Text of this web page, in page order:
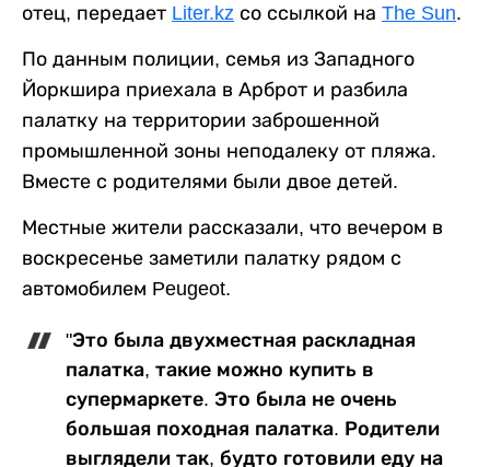
отец, передает Liter.kz со ссылкой на The Sun.
По данным полиции, семья из Западного
Йоркшира приехала в Арброт и разбила
палатку на территории заброшенной
промышленной зоны неподалеку от пляжа.
Вместе с родителями были двое детей.
Местные жители рассказали, что вечером в
воскресенье заметили палатку рядом с
автомобилем Peugeot.
"Это была двухместная раскладная
палатка, такие можно купить в
супермаркете. Это была не очень
большая походная палатка. Родители
выглядели так, будто готовили еду на